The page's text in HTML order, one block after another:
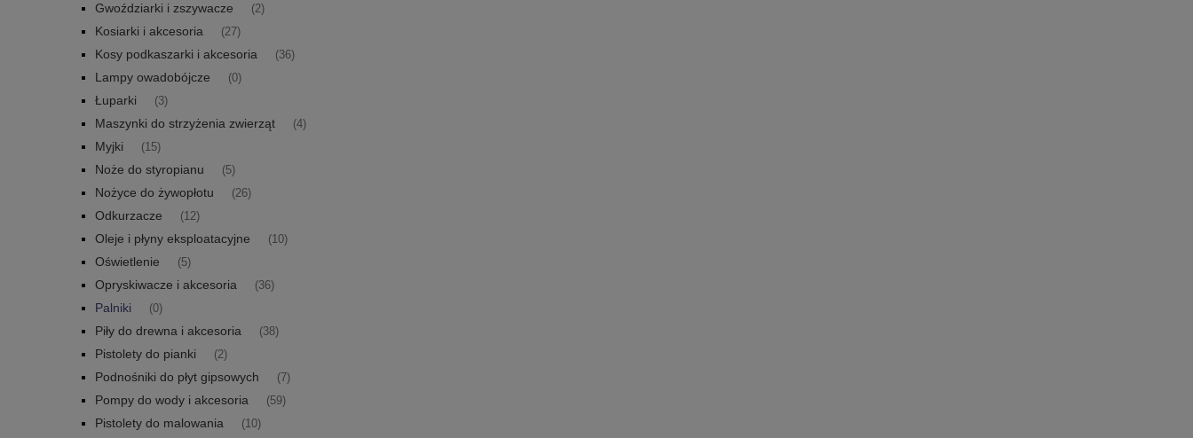
Gwoździarki i zszywacze (2)
Kosiarki i akcesoria (27)
Kosy podkaszarki i akcesoria (36)
Lampy owadobójcze (0)
Łuparki (3)
Maszynki do strzyżenia zwierząt (4)
Myjki (15)
Noże do styropianu (5)
Nożyce do żywopłotu (26)
Odkurzacze (12)
Oleje i płyny eksploatacyjne (10)
Oświetlenie (5)
Opryskiwacze i akcesoria (36)
Palniki (0)
Piły do drewna i akcesoria (38)
Pistolety do pianki (2)
Podnośniki do płyt gipsowych (7)
Pompy do wody i akcesoria (59)
Pistolety do malowania (10)